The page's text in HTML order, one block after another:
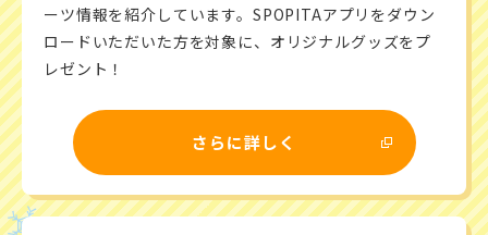
ーツ情報を紹介しています。SPOPITAアプリをダウン
ロードいただいた方を対象に、オリジナルグッズをプ
レゼント！
さらに詳しく